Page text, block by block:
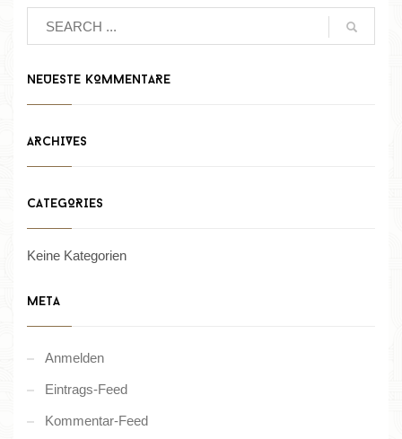
NEUESTE KOMMENTARE
ARCHIVES
CATEGORIES
Keine Kategorien
META
Anmelden
Eintrags-Feed
Kommentar-Feed